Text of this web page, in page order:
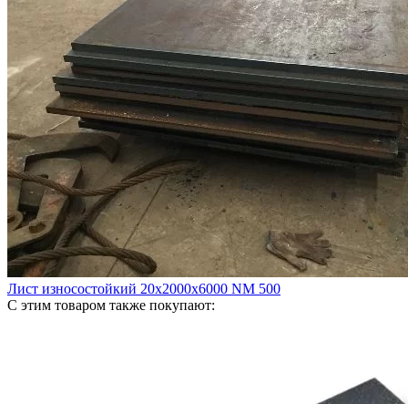
Лист износостойкий 20х2000х6000 NM 500
С этим товаром также покупают: